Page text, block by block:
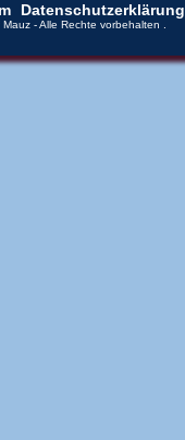
Datenschutzerklärung
- Alle Rechte vorbehalten